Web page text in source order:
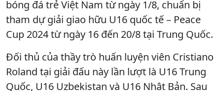
bóng đá trẻ Việt Nam từ ngày 1/8, chuẩn bị
tham dự giải giao hữu U16 quốc tế – Peace
Cup 2024 từ ngày 16 đến 20/8 tại Trung Quốc.
Đối thủ của thầy trò huấn luyện viên Cristiano
Roland tại giải đấu này lần lượt là U16 Trung
Quốc, U16 Uzbekistan và U16 Nhật Bản. Sau